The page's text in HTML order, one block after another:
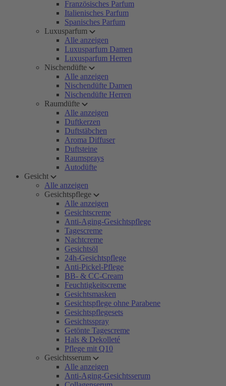
Französisches Parfum
Italienisches Parfum
Spanisches Parfum
Luxusparfum
Alle anzeigen
Luxusparfum Damen
Luxusparfum Herren
Nischendüfte
Alle anzeigen
Nischendüfte Damen
Nischendüfte Herren
Raumdüfte
Alle anzeigen
Duftkerzen
Duftstäbchen
Aroma Diffuser
Duftsteine
Raumsprays
Autodüfte
Gesicht
Alle anzeigen
Gesichtspflege
Alle anzeigen
Gesichtscreme
Anti-Aging-Gesichtspflege
Tagescreme
Nachtcreme
Gesichtsöl
24h-Gesichtspflege
Anti-Pickel-Pflege
BB- & CC-Cream
Feuchtigkeitscreme
Gesichtsmasken
Gesichtspflege ohne Parabene
Gesichtspflegesets
Gesichtsspray
Getönte Tagescreme
Hals & Dekolleté
Pflege mit Q10
Gesichtsserum
Alle anzeigen
Anti-Aging-Gesichtsserum